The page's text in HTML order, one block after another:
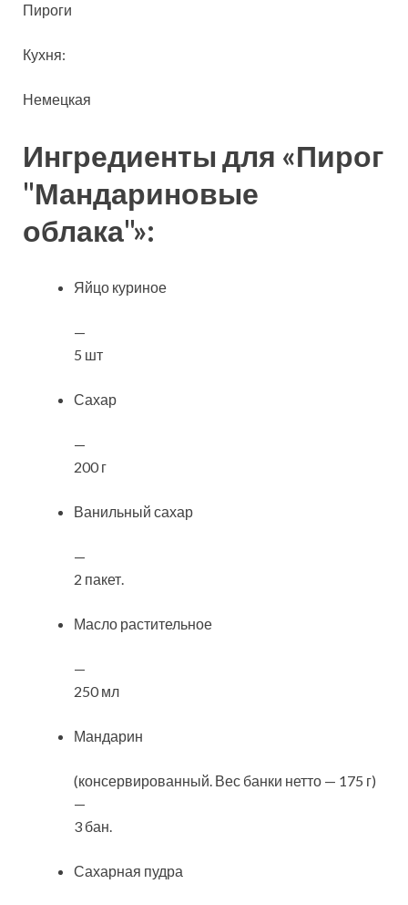
Пироги
Кухня:
Немецкая
Ингредиенты для «Пирог
"Мандариновые
облака"»:
Яйцо куриное
—
5 шт
Сахар
—
200 г
Ванильный сахар
—
2 пакет.
Масло растительное
—
250 мл
Мандарин
(консервированный. Вес банки нетто — 175 г)
—
3 бан.
Сахарная пудра